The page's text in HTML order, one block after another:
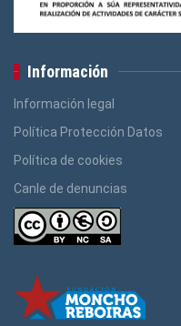
Información
Información legal
Política Protección Datos
Política de cookies
Canle de denuncias